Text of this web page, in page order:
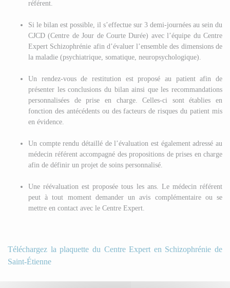
référent.
Si le bilan est possible, il s’effectue sur 3 demi-journées au sein du
CJCD (Centre de Jour de Courte Durée) avec l’équipe du Centre
Expert Schizophrénie afin d’évaluer l’ensemble des dimensions de
la maladie (psychiatrique, somatique, neuropsychologique).
Un rendez-vous de restitution est proposé au patient afin de
présenter les conclusions du bilan ainsi que les recommandations
personnalisées de prise en charge. Celles-ci sont établies en
fonction des antécédents ou des facteurs de risques du patient mis
en évidence.
Un compte rendu détaillé de l’évaluation est également adressé au
médecin référent accompagné des propositions de prises en charge
afin de définir un projet de soins personnalisé.
Une réévaluation est proposée tous les ans. Le médecin référent
peut à tout moment demander un avis complémentaire ou se
mettre en contact avec le Centre Expert.
Téléchargez la plaquette du Centre Expert en Schizophrénie de
Saint-Étienne